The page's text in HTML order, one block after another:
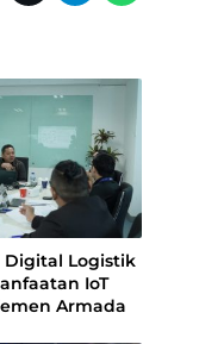
Digital Logistik
IoT
Armada